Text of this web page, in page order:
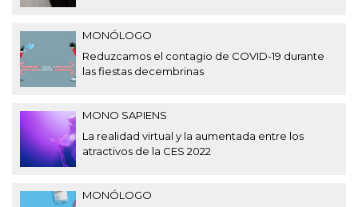
MONÓLOGO
Reduzcamos el contagio de COVID-19 durante
las fiestas decembrinas
MONO SAPIENS
La realidad virtual y la aumentada entre los
atractivos de la CES 2022
MONÓLOGO